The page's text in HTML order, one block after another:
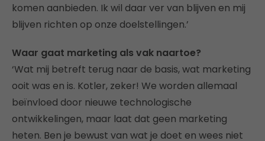
komen aanbieden. Ik wil daar ver van blijven en mij
blijven richten op onze doelstellingen.’
Waar gaat marketing als vak naartoe?
‘Wat mij betreft terug naar de basis, wat marketing
ooit was en is. Kotler, zeker! We worden allemaal
beïnvloed door nieuwe technologische
ontwikkelingen, maar laat dat geen marketing
heten. Ben je bewust van wat je doet en wees niet